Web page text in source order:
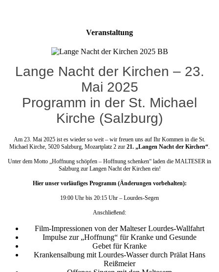
Veranstaltung
Lange Nacht der Kirchen – 23.
Mai 2025
Programm in der St. Michael
Kirche (Salzburg)
Am 23. Mai 2025 ist es wieder so weit – wir freuen uns auf Ihr Kommen in die St.
Michael Kirche, 5020 Salzburg, Mozartplatz 2 zur 21. „Langen Nacht der Kirchen“.
Unter dem Motto „Hoffnung schöpfen – Hoffnung schenken“ laden die MALTESER in
Salzburg zur Langen Nacht der Kirchen ein!
Hier unser vorläufiges Programm (Änderungen vorbehalten):
19:00 Uhr bis 20:15 Uhr – Lourdes-Segen
Anschließend:
Film-Impressionen von der Malteser Lourdes-Wallfahrt
Impulse zur „Hoffnung“ für Kranke und Gesunde
Gebet für Kranke
Krankensalbung mit Lourdes-Wasser durch Prälat Hans
Reißmeier